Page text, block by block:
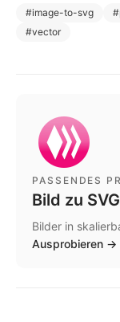
#image-to-svg #
#vector
PASSENDES
Bild zu SVG
Bilder in
Ausprobieren →